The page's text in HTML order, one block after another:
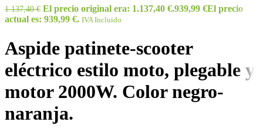
1.137,40€ El precio original era: 1.137,40 €.939,99 €El precio
actual es: 939,99 €. IVA Incluido
Aspide patinete-scooter
eléctrico estilo moto, plegable y
motor 2000W. Color negro-
naranja.